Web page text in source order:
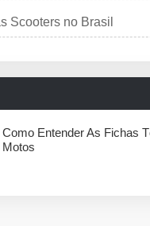
Scooters no Brasil
Como Entender As Fichas
Motos